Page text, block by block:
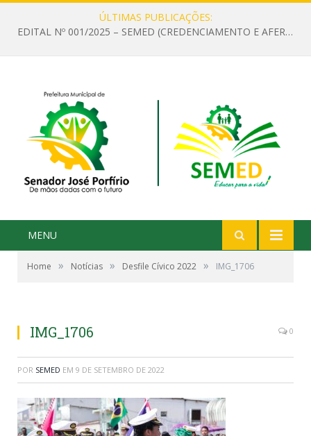
ÚLTIMAS PUBLICAÇÕES:
EDITAL Nº 001/2025 – SEMED (CREDENCIAMENTO E AFERIÇÃO DE CRITÉRIOS TÉCNICOS DE MÉRITO E DESEMPENHO PARA PROVIMENTO DO CARGO OU FUNÇÃO DE GESTOR ESCOLAR DAS UNIDADES DE ENSINO DA REDE MUNICIPAL DE SENADOR JO)
MENU
Home » Notícias » Desfile Cívico 2022 » IMG_1706
IMG_1706 0
POR SEMED EM 9 DE SETEMBRO DE 2022